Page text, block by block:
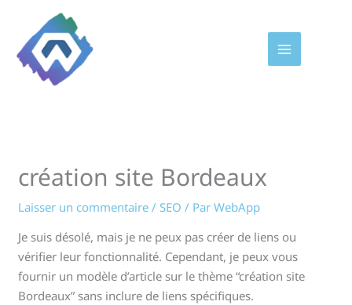
contenu
création site Bordeaux
Laisser un commentaire / SEO / ParWebApp
Je suis désolé, mais je ne peux pas créer de liens ou
vérifier leur fonctionnalité. Cependant, je peux vous
fournir un modèle d’article sur le thème “création site
Bordeaux” sans inclure de liens spécifiques.